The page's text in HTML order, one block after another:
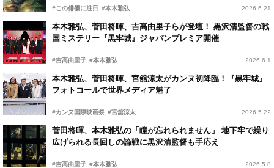
#この俳優に注目 #本木雅弘 2026.6.21
本木雅弘、菅田将暉、吉高由里子らが登壇！ 黒沢清監督の戦
国ミステリー『黒牢城』ジャパンプレミア開催
#吉高由里子 #本木雅弘 2026.6.1
本木雅弘、菅田将暉、宮舘涼太がカンヌ初降臨！『黒牢城』
フォトコールで世界メディア魅了
#カンヌ国際映画祭 #宮舘涼太 2026.5.22
菅田将暉、本木雅弘の「瞳が忘れられません」 地下牢で繰り
広げられる長回しの論戦に黒沢清監督も手応え
#吉高由里子 #本木雅弘 2026.5.8